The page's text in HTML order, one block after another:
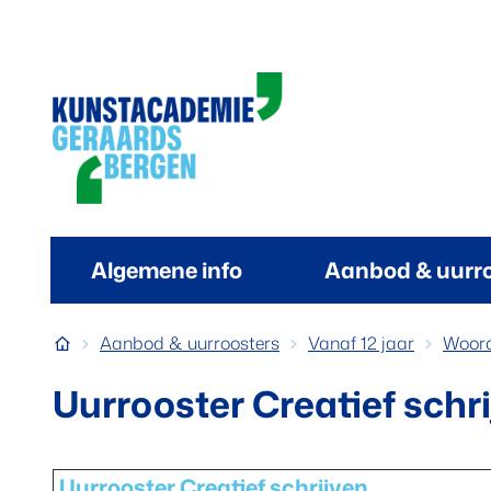
Algemene info Aanbod &
Startpagina
Aanbod & uurroosters Vanaf 12 jaar
Uurrooster Creatief